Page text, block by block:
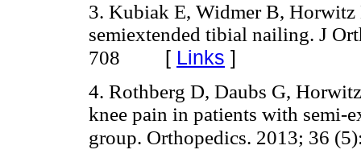
3. Kubiak E, Widmer B,
semiextended tibial nailing. J
708 [ Links ]
4. Rothberg D, Daubs G,
knee pain in patients with semi-
group. Orthopedics. 2013; 36